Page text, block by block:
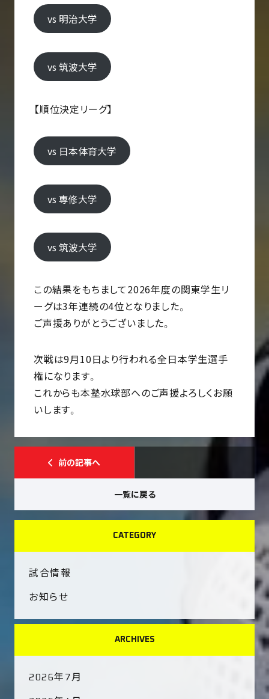
vs 明治大学
vs 筑波大学
【順位決定リーグ】
vs 日本体育大学
vs 専修大学
vs 筑波大学
この結果をもちまして2026年度の関東学生リ
ーグは3年連続の4位となりました。
ご声援ありがとうございました。
次戦は9月10日より行われる全日本学生選手
権になります。
これからも本塾水球部へのご声援よろしくお願
いします。
前の記事へ
一覧に戻る
CATEGORY
試合情報
お知らせ
ARCHIVES
2026年7月